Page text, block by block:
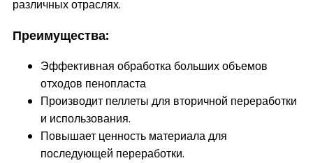
различных отраслях.
Преимущества:
Эффективная обработка больших объемов
отходов пенопласта
Производит пеллеты для вторичной переработки
и использования.
Повышает ценность материала для
последующей переработки.